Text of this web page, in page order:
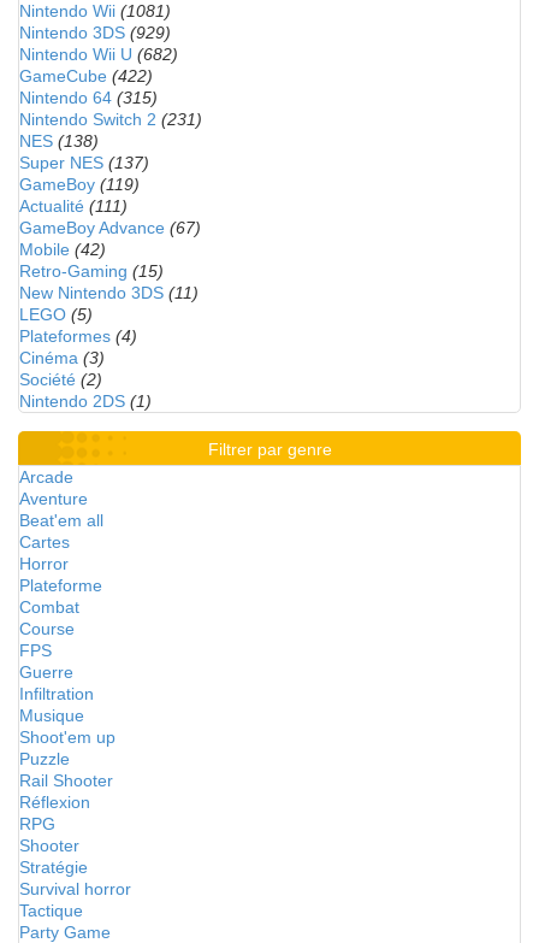
Nintendo Wii (1081)
Nintendo 3DS (929)
Nintendo Wii U (682)
GameCube (422)
Nintendo 64 (315)
Nintendo Switch 2 (231)
NES (138)
Super NES (137)
GameBoy (119)
Actualité (111)
GameBoy Advance (67)
Mobile (42)
Retro-Gaming (15)
New Nintendo 3DS (11)
LEGO (5)
Plateformes (4)
Cinéma (3)
Société (2)
Nintendo 2DS (1)
Filtrer par genre
Arcade
Aventure
Beat'em all
Cartes
Horror
Plateforme
Combat
Course
FPS
Guerre
Infiltration
Musique
Shoot'em up
Puzzle
Rail Shooter
Réflexion
RPG
Shooter
Stratégie
Survival horror
Tactique
Party Game